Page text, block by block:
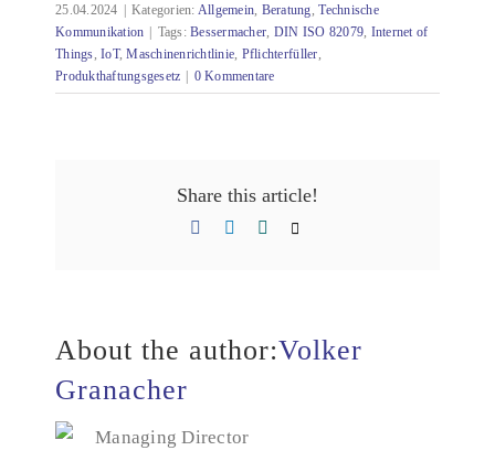
25.04.2024 | Kategorien: Allgemein Beratung ,Technische
Kommunikation | Tags:Bessermacher DIN ISO 82079 Internet of
Things ,IoT,Maschinenrichtlinie Pflichterfüller
Produkthaftungsgesetz | 0 Kommentare
Share this article!
FacebookLinkedIn
Xing
About the author:Volker
Granacher
Managing Director